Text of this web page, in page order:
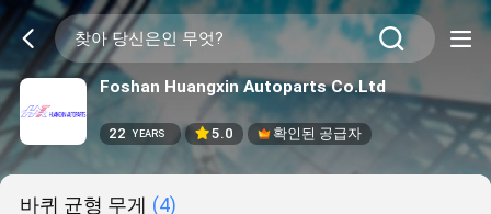
Foshan Huangxin Autoparts Co.Ltd
22 YEARS 5.0 확인된 공급자
바퀴 균형 무게 (4)